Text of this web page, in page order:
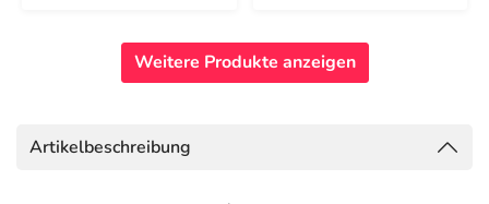
Weitere Produkte anzeigen
Artikelbeschreibung